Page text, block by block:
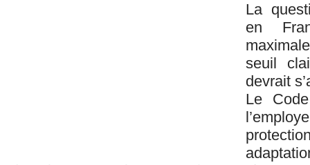
La
en
seuil
devrait
Le